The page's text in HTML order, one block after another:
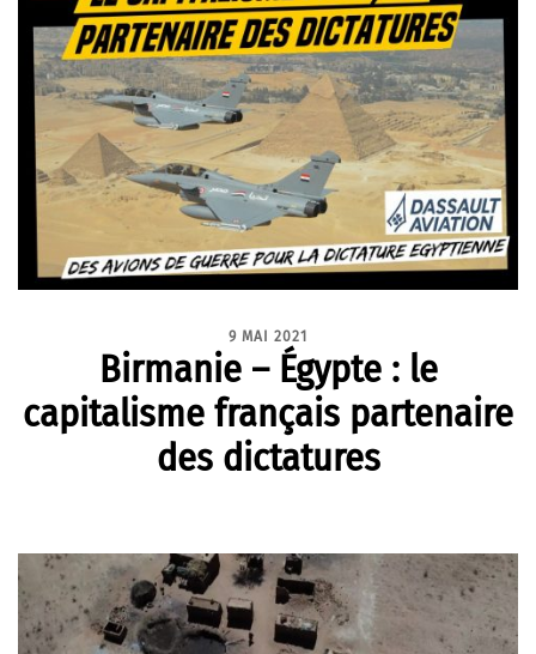
9 MAI 2021
Birmanie – Égypte : le
capitalisme français partenaire
des dictatures